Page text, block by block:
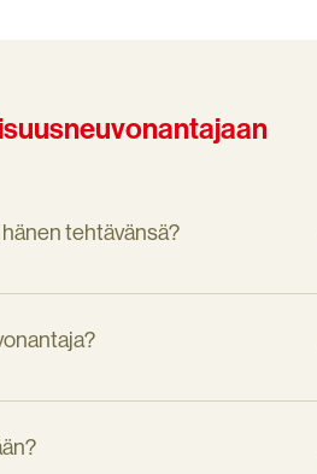
tehtävänsä?